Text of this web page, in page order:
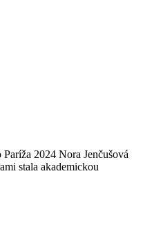
2024 Nora Jenčušová
stala akademickou